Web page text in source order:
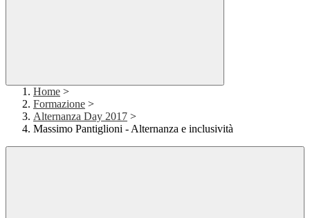
Home >
Formazione >
Alternanza Day 2017 >
Massimo Pantiglioni - Alternanza e inclusività